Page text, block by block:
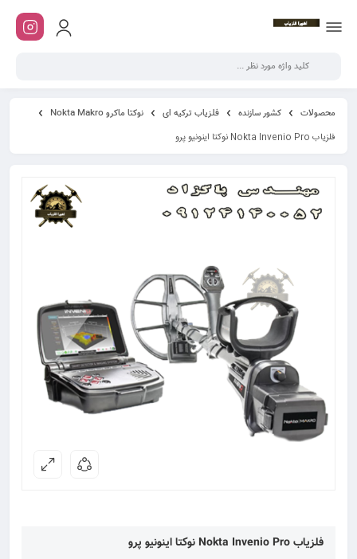
محصولات کشور سازنده فلزیاب ترکیه ای نوکتا ماکرو Nokta Makro
فلزیاب Nokta Invenio Pro نوکتا اینونیو پرو
فلزیاب Nokta Invenio Pro نوکتا اینونیو پرو